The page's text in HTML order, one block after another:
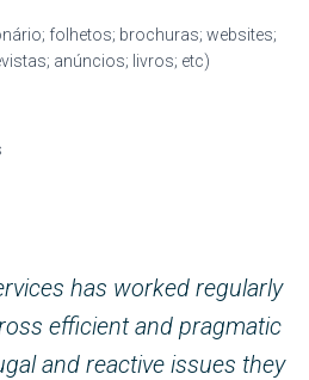
folhetos; brochuras; websites;
anúncios; livros; etc)
has worked regularly
efficient and pragmatic
and reactive issues they